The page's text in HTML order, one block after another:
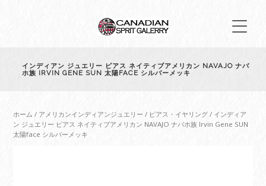
インディアン ジュエリー ピアス ネイティブアメリカン NAVAJO ナバ
ホ族 IRVIN GENE SUN 太陽FACE シルバーメッキ
ホーム / アメリカンインディアンジュエリー / ピアス・イヤリング / インディア
ン ジュエリー ピアス ネイティブアメリカン NAVAJO ナバホ族 Irvin Gene SUN
太陽face シルバーメッキ